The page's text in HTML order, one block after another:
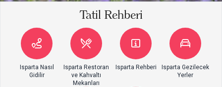
Tatil Rehberi
Isparta Nasıl
Gidilir
Isparta Restoran
ve Kahvaltı
Mekanları
Isparta Rehberi
Isparta Gezilecek
Yerler